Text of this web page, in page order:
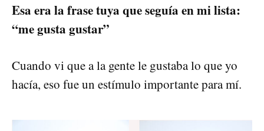
Esa era la frase tuya que seguía en mi lista:
“me gusta gustar”
Cuando vi que a la gente le gustaba lo que yo
hacía, eso fue un estímulo importante para mí.